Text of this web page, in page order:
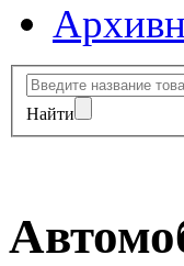
Найти